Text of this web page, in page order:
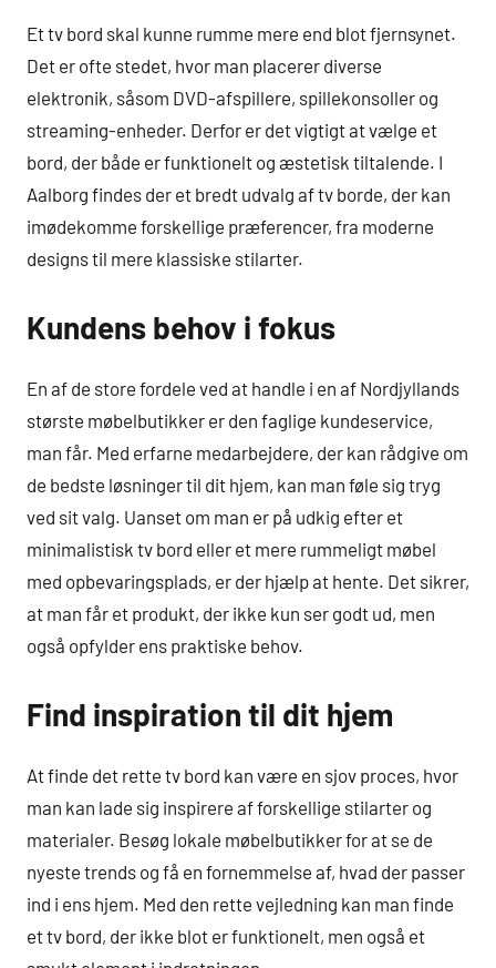
Et tv bord skal kunne rumme mere end blot fjernsynet.
Det er ofte stedet, hvor man placerer diverse
elektronik, såsom DVD-afspillere, spillekonsoller og
streaming-enheder. Derfor er det vigtigt at vælge et
bord, der både er funktionelt og æstetisk tiltalende. I
Aalborg findes der et bredt udvalg af tv borde, der kan
imødekomme forskellige præferencer, fra moderne
designs til mere klassiske stilarter.
Kundens behov i fokus
En af de store fordele ved at handle i en af Nordjyllands
største møbelbutikker er den faglige kundeservice,
man får. Med erfarne medarbejdere, der kan rådgive om
de bedste løsninger til dit hjem, kan man føle sig tryg
ved sit valg. Uanset om man er på udkig efter et
minimalistisk tv bord eller et mere rummeligt møbel
med opbevaringsplads, er der hjælp at hente. Det sikrer,
at man får et produkt, der ikke kun ser godt ud, men
også opfylder ens praktiske behov.
Find inspiration til dit hjem
At finde det rette tv bord kan være en sjov proces, hvor
man kan lade sig inspirere af forskellige stilarter og
materialer. Besøg lokale møbelbutikker for at se de
nyeste trends og få en fornemmelse af, hvad der passer
ind i ens hjem. Med den rette vejledning kan man finde
et tv bord, der ikke blot er funktionelt, men også et